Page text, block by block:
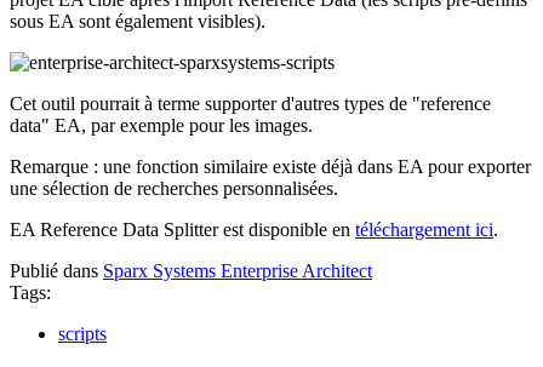
sous EA sont également visibles).
Cet outil pourrait à terme supporter d'autres types de "reference
data" EA, par exemple pour les images.
Remarque : une fonction similaire existe déjà dans EA pour exporter
une sélection de recherches personnalisées.
EA Reference Data Splitter est disponible en téléchargement ici.
Publié dans Sparx Systems Enterprise Architect
Tags:
scripts